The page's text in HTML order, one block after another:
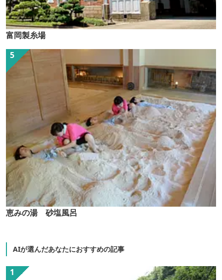
富岡製糸場
恵みの湯 砂塩風呂
AIが選んだあなたにおすすめの記事